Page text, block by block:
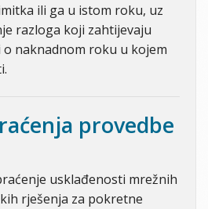
ili ga u istom roku, uz
razloga koji zahtijevaju
naknadnom roku u kojem
provedbe
usklađenosti mrežnih
rješenja za pokretne